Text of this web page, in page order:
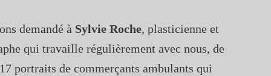
demandé à Sylvie Roche, plasticienne et
qui travaille régulièrement avec nous, de
portraits de commerçants ambulants qui